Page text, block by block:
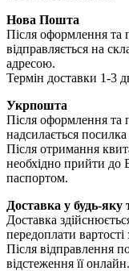
Нова Пошта
Після оформлення та
відправляється на
адресою.
Термін доставки 1-3
Укрпошта
Після оформлення та
надсилається
Після отримання
необхідно прийти до
паспортом.
Доставка у будь-яку
Доставка
передоплати
Після відправлення
відстеження її онлайн.